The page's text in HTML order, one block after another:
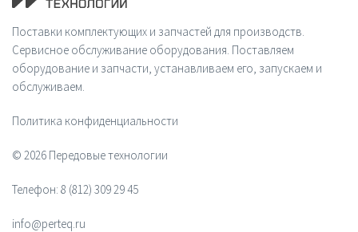
Поставки комплектующих и запчастей для производств.
Сервисное обслуживание оборудования. Поставляем
оборудование и запчасти, устанавливаем его, запускаем и
обслуживаем.
Политика конфиденциальности
© 2026 Передовые технологии
Телефон: 8 (812) 309 29 45
info@perteq.ru